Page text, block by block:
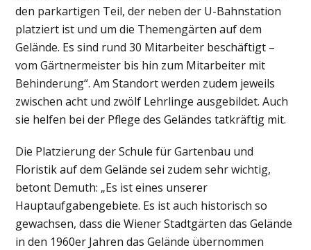
den parkartigen Teil, der neben der U-Bahnstation
platziert ist und um die Themengärten auf dem
Gelände. Es sind rund 30 Mitarbeiter beschäftigt –
vom Gärtnermeister bis hin zum Mitarbeiter mit
Behinderung“. Am Standort werden zudem jeweils
zwischen acht und zwölf Lehrlinge ausgebildet. Auch
sie helfen bei der Pflege des Geländes tatkräftig mit.
Die Platzierung der Schule für Gartenbau und
Floristik auf dem Gelände sei zudem sehr wichtig,
betont Demuth: „Es ist eines unserer
Hauptaufgabengebiete. Es ist auch historisch so
gewachsen, dass die Wiener Stadtgärten das Gelände
in den 1960er Jahren das Gelände übernommen